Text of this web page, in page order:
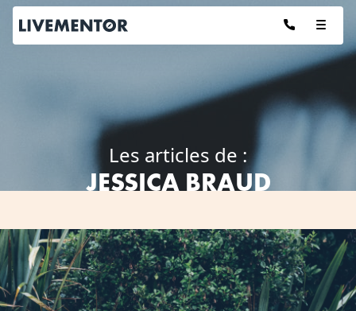
Aller
contenu
Les articles de :
JESSICA BRAUD